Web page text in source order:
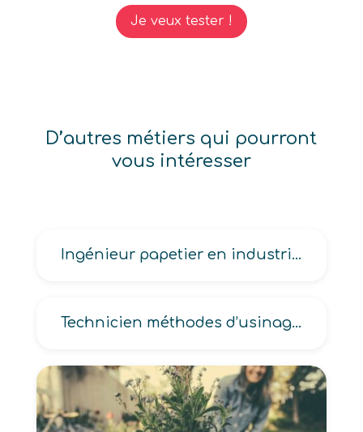
Je veux tester !
D’autres métiers qui pourront
vous intéresser
Ingénieur papetier en industrie, physicien en industrie, thermicien en industrie
Technicien méthodes d’usinage, méthodes gammiste en industrie, méthodes outillage industriel, méthodes process